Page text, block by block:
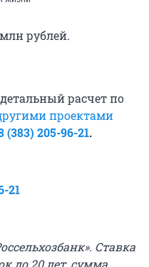
рублей.
расчет по
проектами
(383) 205-96-21.
21
Ставка
до 20 лет, сумма